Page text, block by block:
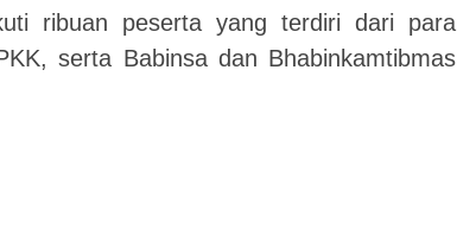
ribuan peserta yang terdiri dari para
serta Babinsa dan Bhabinkamtibmas